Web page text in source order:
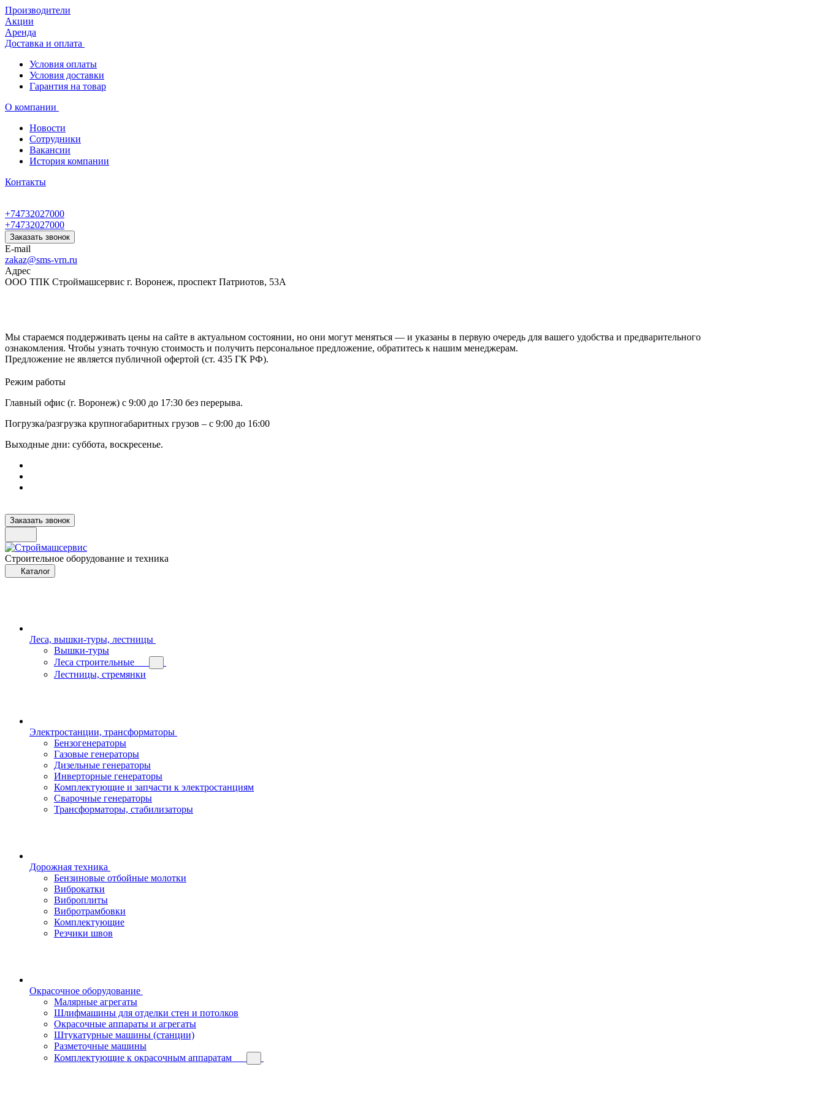
Производители
Акции
Аренда
Доставка и оплата
Условия оплаты
Условия доставки
Гарантия на товар
О компании
Новости
Сотрудники
Вакансии
История компании
Контакты
+74732027000
+74732027000
Заказать звонок
E-mail
zakaz@sms-vrn.ru
Адрес
ООО ТПК Строймашсервис г. Воронеж, проспект Патриотов, 53А
Мы стараемся поддерживать цены на сайте в актуальном состоянии, но они могут меняться — и указаны в первую очередь для вашего удобства и предварительного
ознакомления. Чтобы узнать точную стоимость и получить персональное предложение, обратитесь к нашим менеджерам.
Предложение не является публичной офертой (ст. 435 ГК РФ).
Режим работы
Главный офис (г. Воронеж) с 9:00 до 17:30 без перерыва.
Погрузка/разгрузка крупногабаритных грузов – с 9:00 до 16:00
Выходные дни: суббота, воскресенье.
Заказать звонок
Строительное оборудование и техника
Каталог
Леса, вышки-туры, лестницы
Вышки-туры
Леса строительные
Лестницы, стремянки
Электростанции, трансформаторы
Бензогенераторы
Газовые генераторы
Дизельные генераторы
Инверторные генераторы
Комплектующие и запчасти к электростанциям
Сварочные генераторы
Трансформаторы, стабилизаторы
Дорожная техника
Бензиновые отбойные молотки
Виброкатки
Виброплиты
Вибротрамбовки
Комплектующие
Резчики швов
Окрасочное оборудование
Малярные агрегаты
Шлифмашины для отделки стен и потолков
Окрасочные аппараты и агрегаты
Штукатурные машины (станции)
Разметочные машины
Комплектующие к окрасочным аппаратам